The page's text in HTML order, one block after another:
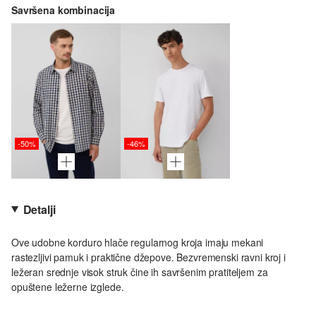
Savršena kombinacija
-50% -46%
Detalji
Ove udobne korduro hlače regularnog kroja imaju mekani
rastezljivi pamuk i praktične džepove. Bezvremenski ravni kroj i
ležeran srednje visok struk čine ih savršenim pratiteljem za
opuštene ležerne izglede.